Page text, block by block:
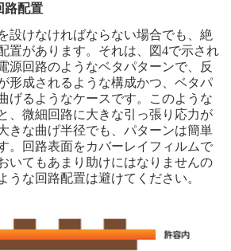
路配置
設けなければならない場合でも、絶
置があります。それは、図4で示され
源回路のようなベタパターンで、反
形成されるような構成かつ、ベタパ
げるようなケースです。このような
、微細回路に大きな引っ張り応力が
きな曲げ半径でも、パターンは簡単
。回路表面をカバーレイフィルムで
いてもあまり助けにはなりませんの
うな回路配置は避けてください。